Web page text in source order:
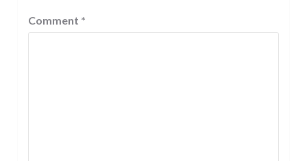
Comment *